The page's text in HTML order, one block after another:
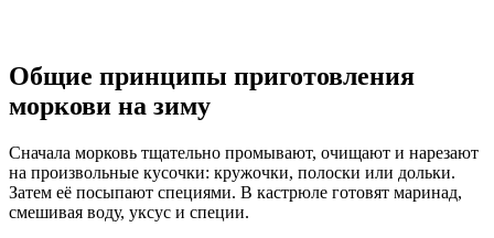
Общие принципы приготовления
моркови на зиму
Сначала морковь тщательно промывают, очищают и нарезают
на произвольные кусочки: кружочки, полоски или дольки.
Затем её посыпают специями. В кастрюле готовят маринад,
смешивая воду, уксус и специи.